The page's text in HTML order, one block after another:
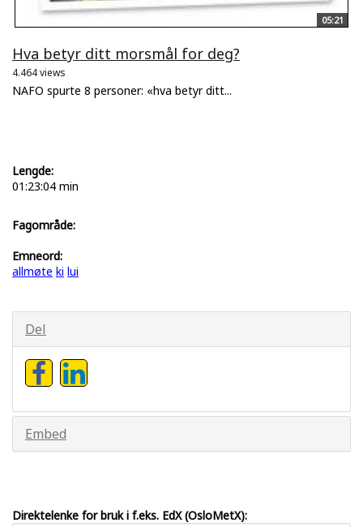
05:21
Hva betyr ditt morsmål for deg?
4.464 views
NAFO spurte 8 personer: «hva betyr ditt...
Lengde:
01:23:04 min
Fagområde:
Emneord:
allmøte ki lui
Del
Embed
Direktelenke for bruk i f.eks. EdX (OsloMetX):